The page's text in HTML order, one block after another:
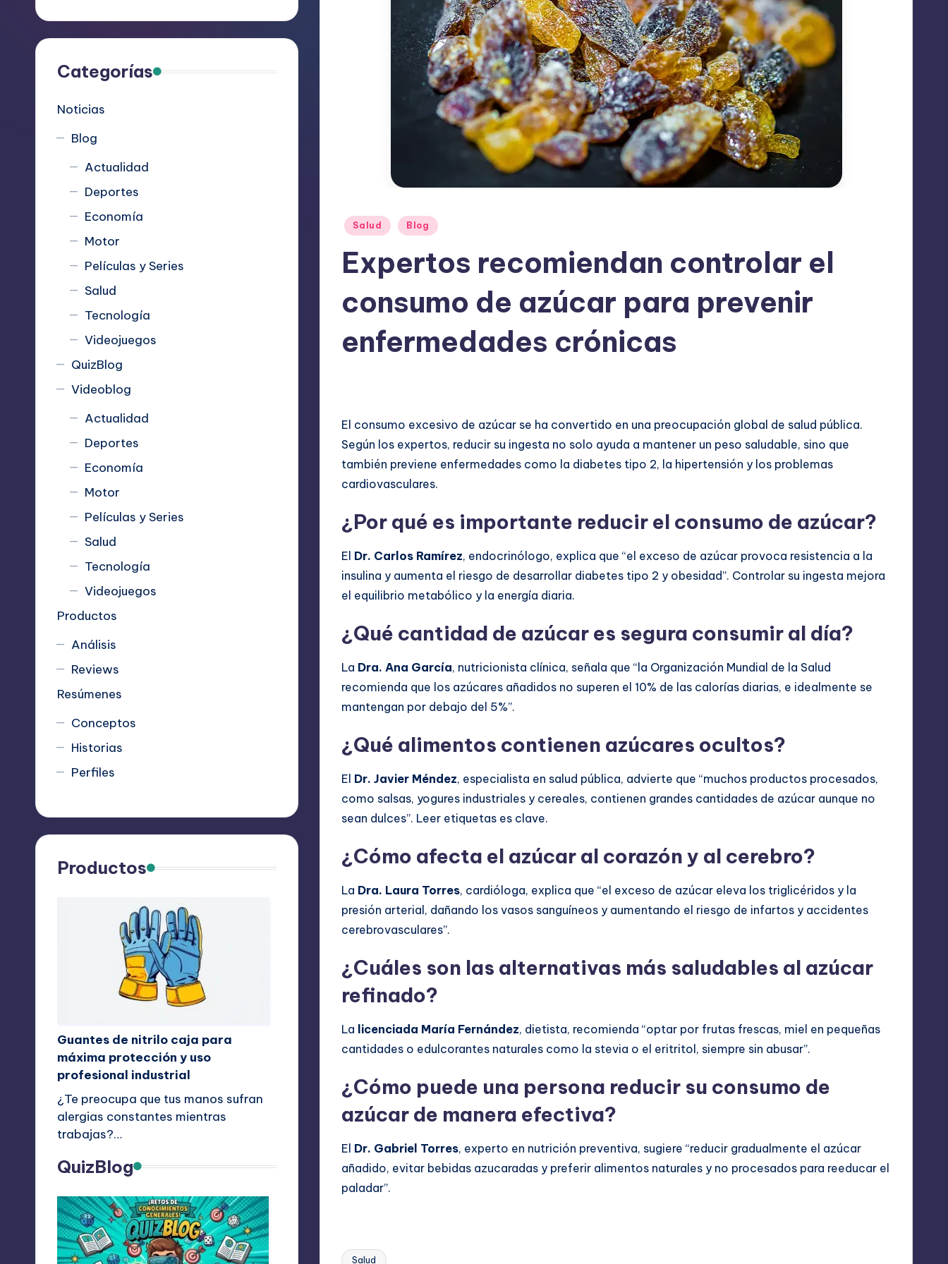
R
e
Publicado
Salud Blog
Expertos recomiendan controlar el
consumo de azúcar para prevenir
enfermedades crónicas
El consumo excesivo de azúcar se ha convertido en una preocupación global de salud pública.
Según los expertos, reducir su ingesta no solo ayuda a mantener un peso saludable, sino que
también previene enfermedades como la diabetes tipo 2, la hipertensión y los problemas
cardiovasculares.
¿Por qué es importante reducir el consumo de azúcar?
El Dr. Carlos Ramírez, endocrinólogo, explica que “el exceso de azúcar provoca resistencia a la
insulina y aumenta el riesgo de desarrollar diabetes tipo 2 y obesidad”. Controlar su ingesta mejora
el equilibrio metabólico y la energía diaria.
¿Qué cantidad de azúcar es segura consumir al día?
La Dra. Ana García, nutricionista clínica, señala que “la Organización Mundial de la Salud
recomienda que los azúcares añadidos no superen el 10% de las calorías diarias, e idealmente se
mantengan por debajo del 5%”.
¿Qué alimentos contienen azúcares ocultos?
El Dr. Javier Méndez, especialista en salud pública, advierte que “muchos productos procesados,
como salsas, yogures industriales y cereales, contienen grandes cantidades de azúcar aunque no
sean dulces”. Leer etiquetas es clave.
¿Cómo afecta el azúcar al corazón y al cerebro?
La Dra. Laura Torres, cardióloga, explica que “el exceso de azúcar eleva los triglicéridos y la
presión arterial, dañando los vasos sanguíneos y aumentando el riesgo de infartos y accidentes
cerebrovasculares”.
¿Cuáles son las alternativas más saludables al azúcar
refinado?
La licenciada María Fernández, dietista, recomienda “optar por frutas frescas, miel en pequeñas
cantidades o edulcorantes naturales como la stevia o el eritritol, siempre sin abusar”.
¿Cómo puede una persona reducir su consumo de
azúcar de manera efectiva?
El Dr. Gabriel Torres, experto en nutrición preventiva, sugiere “reducir gradualmente el azúcar
añadido, evitar bebidas azucaradas y preferir alimentos naturales y no procesados para reeducar el
paladar”.
Salud
Categorías
Noticias
Blog
Actualidad
Deportes
Economía
Motor
Películas y Series
Salud
Tecnología
Videojuegos
QuizBlog
Videoblog
Actualidad
Deportes
Economía
Motor
Películas y Series
Salud
Tecnología
Videojuegos
Productos
Análisis
Reviews
Resúmenes
Conceptos
Historias
Perfiles
Productos
Guantes de nitrilo caja para
máxima protección y uso
profesional industrial
¿Te preocupa que tus manos sufran
alergias constantes mientras
trabajas?…
QuizBlog